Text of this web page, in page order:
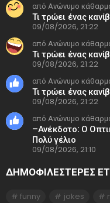
από Ανώνυμο
Τι τρώει ένας
09/08/2026, 21:22
από Ανώνυμο
Τι τρώει ένας
09/08/2026, 21:22
από Ανώνυμο
Τι τρώει ένας
09/08/2026, 21:22
από Ανώνυμο
–Ανέκδοτο: Ο
Πολύ γέλιο
09/08/2026, 21:10
ΔΗΜΟΦΙΛΕΣΤΕΡΕΣ
funny jokes